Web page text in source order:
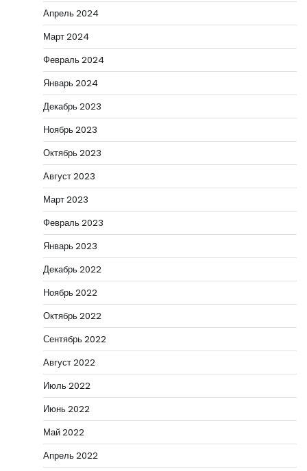
Апрель 2024
Март 2024
Февраль 2024
Январь 2024
Декабрь 2023
Ноябрь 2023
Октябрь 2023
Август 2023
Март 2023
Февраль 2023
Январь 2023
Декабрь 2022
Ноябрь 2022
Октябрь 2022
Сентябрь 2022
Август 2022
Июль 2022
Июнь 2022
Май 2022
Апрель 2022